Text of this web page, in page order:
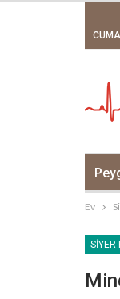
Ev
SIYER